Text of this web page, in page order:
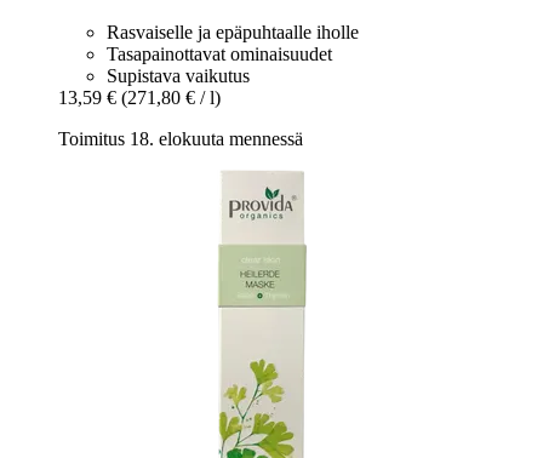
Rasvaiselle ja epäpuhtaalle iholle
Tasapainottavat ominaisuudet
Supistava vaikutus
13,59 € (271,80 € / l)
Toimitus 18. elokuuta mennessä